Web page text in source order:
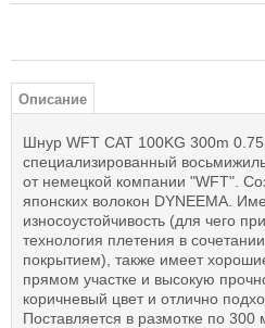
Описание
Шнур WFT CAT 100KG 300m
специализированный
от немецкой компании "WFT".
японских волокон DYNEEMA.
износоустойчивость (для чего
технология плетения в
покрытием), также имеет
прямом участке и высокую
коричневый цвет и отлично
Поставляется в размотке по 300